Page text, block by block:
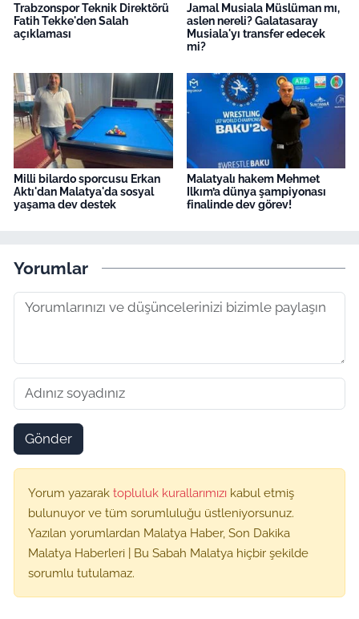
Trabzonspor Teknik Direktörü
Fatih Tekke'den Salah
açıklaması
Jamal Musiala Müslüman mı,
aslen nereli? Galatasaray
Musiala'yı transfer edecek
mi?
Milli bilardo sporcusu Erkan
Aktı'dan Malatya'da sosyal
yaşama dev destek
Malatyalı hakem Mehmet
Ilkım’a dünya şampiyonası
finalinde dev görev!
Yorumlar
Gönder
Yorum yazarak topluluk kurallarımızı kabul etmiş
bulunuyor ve tüm sorumluluğu üstleniyorsunuz.
Yazılan yorumlardan Malatya Haber, Son Dakika
Malatya Haberleri | Bu Sabah Malatya hiçbir şekilde
sorumlu tutulamaz.